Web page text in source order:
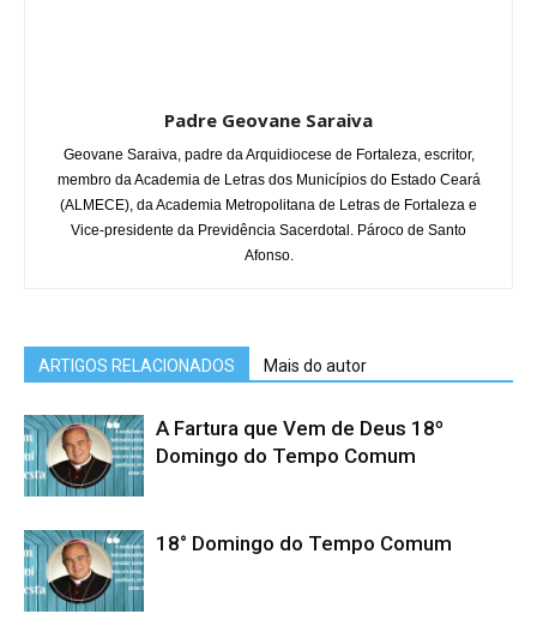
Padre Geovane Saraiva
Geovane Saraiva, padre da Arquidiocese de Fortaleza, escritor,
membro da Academia de Letras dos Municípios do Estado Ceará
(ALMECE), da Academia Metropolitana de Letras de Fortaleza e
Vice-presidente da Previdência Sacerdotal. Pároco de Santo
Afonso.
ARTIGOS RELACIONADOS Mais do autor
A Fartura que Vem de Deus 18º
Domingo do Tempo Comum
18° Domingo do Tempo Comum